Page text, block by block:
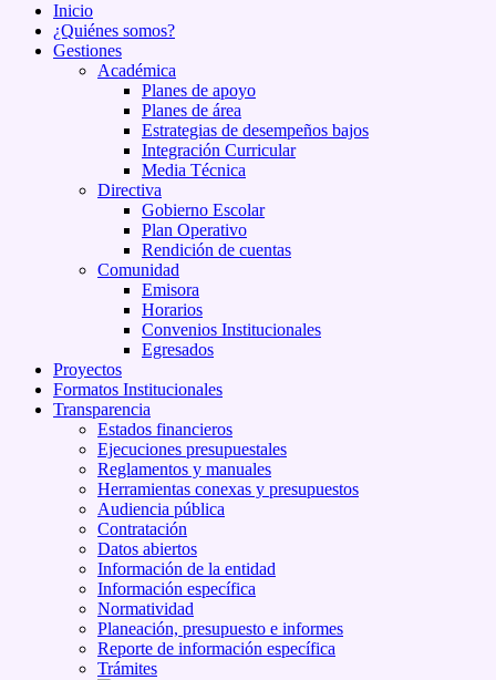
Inicio
¿Quiénes somos?
Gestiones
Académica
Planes de apoyo
Planes de área
Estrategias de desempeños bajos
Integración Curricular
Media Técnica
Directiva
Gobierno Escolar
Plan Operativo
Rendición de cuentas
Comunidad
Emisora
Horarios
Convenios Institucionales
Egresados
Proyectos
Formatos Institucionales
Transparencia
Estados financieros
Ejecuciones presupuestales
Reglamentos y manuales
Herramientas conexas y presupuestos
Audiencia pública
Contratación
Datos abiertos
Información de la entidad
Información específica
Normatividad
Planeación, presupuesto e informes
Reporte de información específica
Trámites